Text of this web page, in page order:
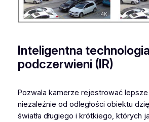
Inteligentna technologia
podczerwieni (IR)
Pozwala kamerze rejestrować
niezależnie od odległości obiektu
światła długiego i krótkiego, których